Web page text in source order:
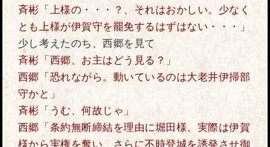
斉彬「上様の・・・？、それはおかしい。少なく
とも上様が伊賀守を罷免するはずはない・・・」
少し考えたのち、西郷を見て
斉彬「西郷、お主はどう見る？」
西郷「恐れながら。動いているのは大老井伊掃部
守かと」
斉彬「うむ、何故じゃ」
西郷「条約無断締結を理由に堀田様、実際は伊賀
様から実権を奪い、さらに不時登城を誘発させ御